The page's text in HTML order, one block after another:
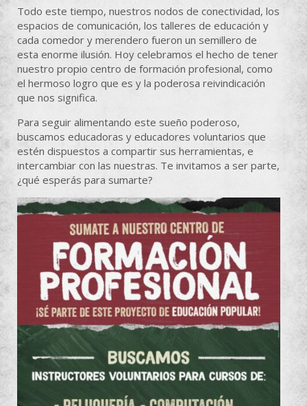
Todo este tiempo, nuestros nodos de conectividad, los
espacios de comunicación, los talleres de educación y
cada comedor y merendero fueron un semillero de
esta enorme ilusión. Hoy celebramos el hecho de tener
nuestro propio centro de formación profesional, como
el hermoso logro que es y la poderosa reivindicación
que nos significa.
Para seguir alimentando este sueño poderoso,
buscamos educadoras y educadores voluntarios que
estén dispuestos a compartir sus herramientas, e
intercambiar con las nuestras. Te invitamos a ser parte,
¿qué esperás para sumarte?